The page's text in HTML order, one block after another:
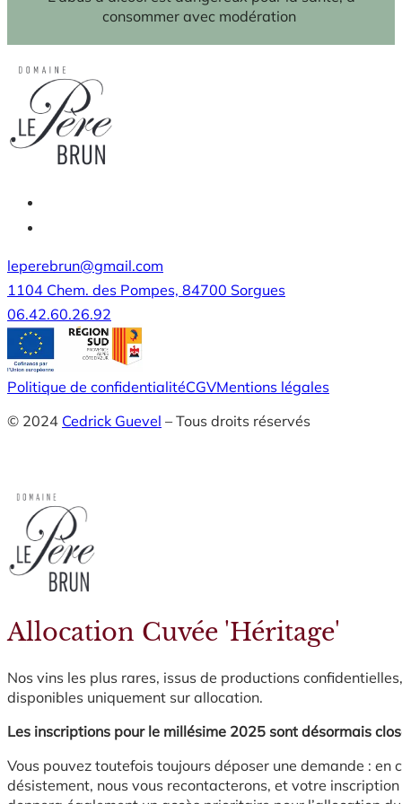
consommer avec modération
leperebrun@gmail.com
1104 Chem. des Pompes, 84700 Sorgues
06.42.60.26.92
Politique de confidentialitéCGVMentions légales
© 2024 Cedrick Guevel – Tous droits réservés
Allocation Cuvée 'Héritage'
Nos vins les plus rares, issus de productions
disponibles uniquement sur allocation.
Les inscriptions pour le millésime 2025 sont désormais
Vous pouvez toutefois toujours déposer une demande : en
désistement, nous vous recontacterons, et votre